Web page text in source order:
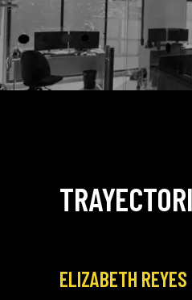
ELIZABETH REYES